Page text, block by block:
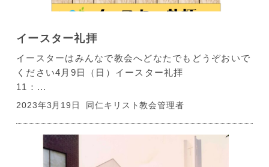
イースター礼拝
イースターはみんなで教会へどなたでもどうぞおいで
ください4月9日（日）イースター礼拝
11：...
2023年3月19日 同仁キリスト教会管理者